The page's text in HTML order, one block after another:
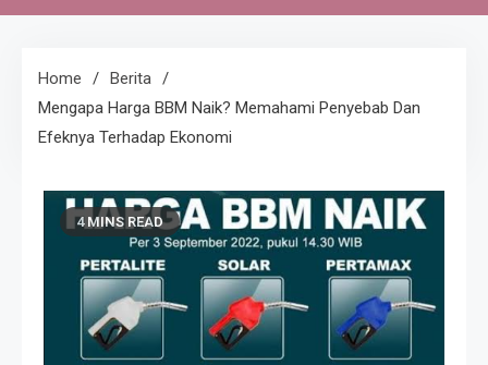
Berita, olahraga,
gaming Akurat dan
Home
Berita
Mengapa Harga BBM Naik? Memahami Penyebab Dan
Efeknya Terhadap Ekonomi
4 MINS READ